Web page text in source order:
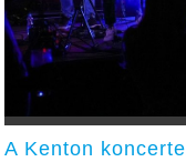
A Kenton